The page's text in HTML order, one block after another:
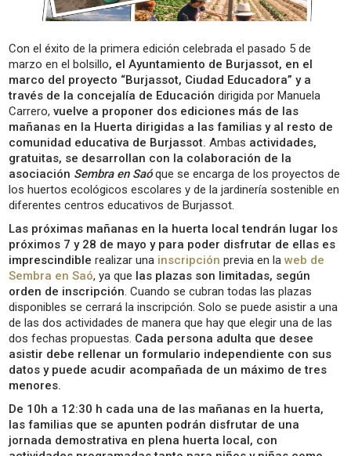
Con el éxito de la primera edición celebrada el pasado 5 de
marzo en el bolsillo, el Ayuntamiento de Burjassot, en el
marco del proyecto “Burjassot, Ciudad Educadora” y a
través de la concejalía de Educación dirigida por Manuela
Carrero,vuelve a proponer dos ediciones más de las
mañanas en la Huerta dirigidas a las familias y al resto de
comunidad educativa de Burjassot. Ambas actividades,
gratuitas, se desarrollan con la colaboración de la
asociación Sembra en Saóque se encarga de los proyectos de
los huertos ecológicos escolares y de la jardinería sostenible en
diferentes centros educativos de Burjassot.
Las próximas mañanas en la huerta local tendrán lugar los
próximos 7 y 28 de mayo y para poder disfrutar de ellas es
imprescindible realizar una inscripción previa en laweb de
Sembra en Saó, ya que las plazas son limitadas, según
orden de inscripción. Cuando se cubran todas las plazas
disponibles se cerrará la inscripción. Solo se puede asistir a una
de las dos actividades de manera que hay que elegir una de las
dos fechas propuestas. Cada persona adulta que desee
asistir debe rellenar un formulario independiente con sus
datos y puede acudir acompañada de un máximo de tres
menores.
De 10h a 12:30 h cada una de las mañanas en la huerta,
las familias que se apunten podrán disfrutar de una
jornada demostrativa en plena huerta local, con